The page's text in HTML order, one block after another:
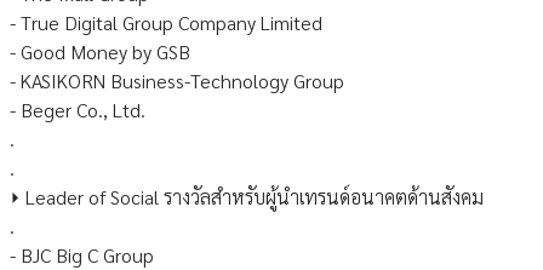
- True Digital Group Company Limited
- Good Money by GSB
- KASIKORN Business-Technology Group
- Beger Co., Ltd.
.
.
⏵ Leader of Social รางวัลสำหรับผู้นำเทรนด์อนาคตด้านสังคม
.
- BJC Big C Group